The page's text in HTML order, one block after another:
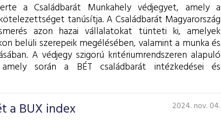
a Családbarát Munkahely védjegyet, amely a
tanúsítja. A Családbarát Magyarország
azon hazai vállalatokat tünteti ki, amelyek
belüli szerepeik megélésében, valamint a munka és
A védjegy szigorú kritériumrendszeren alapuló
során a BÉT családbarát intézkedései és
a BUX index 2024. nov. 04.